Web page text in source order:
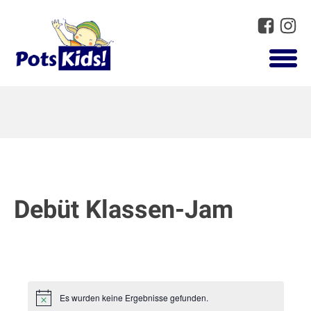
Debüt Klassen-Jam
Es wurden keine Ergebnisse gefunden.